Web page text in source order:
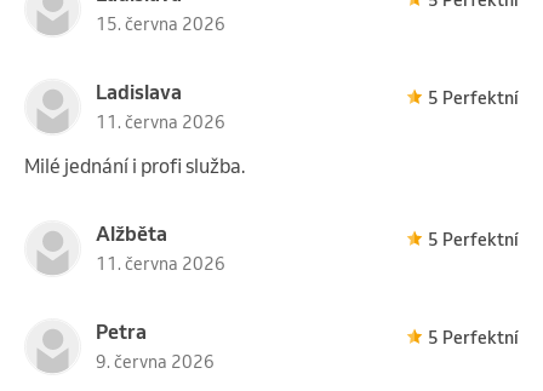
15. června 2026
Ladislava
11. června 2026
5 Perfektní
Milé jednání i profi služba.
Alžběta
11. června 2026
5 Perfektní
Petra
9. června 2026
5 Perfektní